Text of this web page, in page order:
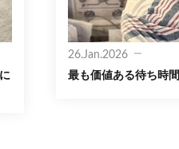
26.Jan.2026
最も価値ある待ち時間